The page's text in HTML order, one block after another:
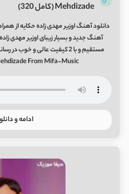
Mehdizade (کامل 320)
دانلود آهنگ اوزیر مهدی زاده حکایه از
آهنگ جدید و بسیار زیبای اوزیر مهدی
From Mifa-Music
ادامه و